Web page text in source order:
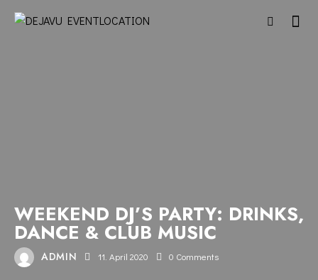
WEEKEND DJ’S PARTY: DRINKS,
DANCE & CLUB MUSIC
ADMIN 11. April 2020 0 Comments